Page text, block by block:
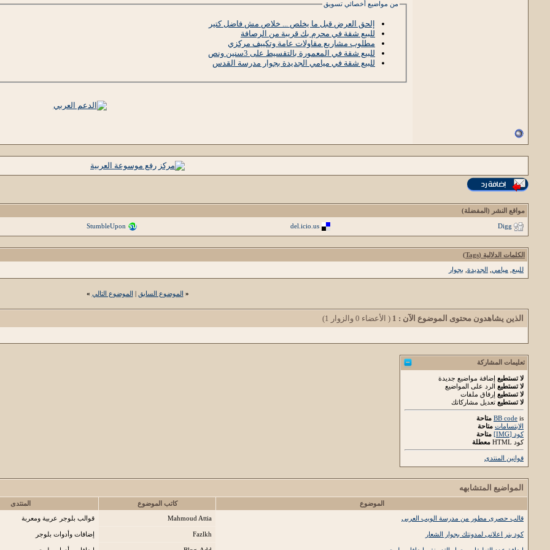
من مواضيع أخصائي تسويق
إلحق العرض قبل ما يخلص ... خلاص مش فاضل كتير
للبيع شقة في محرم بك قريبة من الرصافة
مطلوب مشاريع مقاولات عامة وتكييف مركزي
للبيع شقة في المعمورة بالتقسيط على 3سنين ونص
للبيع شقة في ميامي الجديدة بجوار مدرسة القدس
مواقع النشر (المفضلة)
Digg
del.icio.us
StumbleUpon
الكلمات الدلالية (Tags)
للبيع
ميامي الجديدة بجوار
« الموضوع السابق | الموضوع التالي »
الذين يشاهدون محتوى الموضوع الآن : 1 ( الأعضاء 0 والزوار 1)
تعليمات المشاركة
لا تستطيع إضافة مواضيع جديدة
لا تستطيع الرد على المواضيع
لا تستطيع إرفاق ملفات
لا تستطيع تعديل مشاركاتك
BB code is
متاحة
الابتسامات متاحة
كود [IMG]
متاحة
كود HTML
معطلة
قوانين المنتدى
المواضيع المتشابهه
الموضوع كاتب الموضوع المنتدى
قالب حصرى مطور من مدرسة الويب العربى
Mahmoud Attia قوالب بلوجر عربية ومعربة
كود بنر اعلانى لمدونتك بجوار الشعار Fazlkh إضافات وأدوات بلوجر